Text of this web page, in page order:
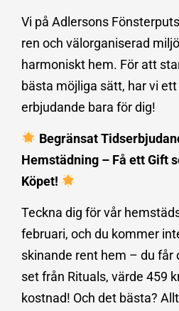
Vi på Adlersons
ren och välorganiserad
harmoniskt hem. För att
bästa möjliga sätt, har vi
erbjudande bara för dig!
Begränsat
Hemstädning – Få ett Gift
Köpet!
Teckna dig för vår
februari, och du kommer
skinande rent hem – du får
set från Rituals, värde 459
kostnad! Och det bästa?